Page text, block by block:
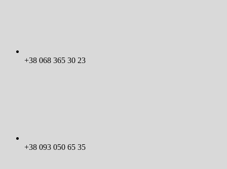
+38 068 365 30 23
+38 093 050 65 35